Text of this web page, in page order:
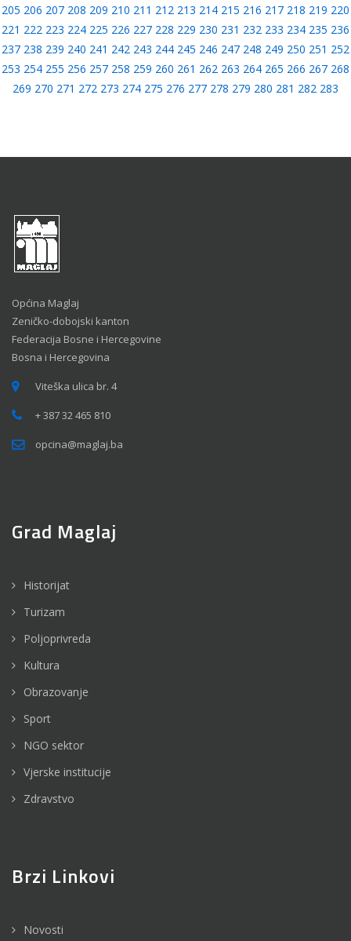
205 206 207 208 209 210 211 212 213 214 215 216 217 218 219 220
221 222 223 224 225 226 227 228 229 230 231 232 233 234 235 236
237 238 239 240 241 242 243 244 245 246 247 248 249 250 251 252
253 254 255 256 257 258 259 260 261 262 263 264 265 266 267 268
269 270 271 272 273 274 275 276 277 278 279 280 281 282 283
Općina Maglaj
Zeničko-dobojski kanton
Federacija Bosne i Hercegovine
Bosna i Hercegovina
Viteška ulica br. 4
+ 387 32 465 810
opcina@maglaj.ba
Grad Maglaj
Historijat
Turizam
Poljoprivreda
Kultura
Obrazovanje
Sport
NGO sektor
Vjerske institucije
Zdravstvo
Brzi Linkovi
Novosti